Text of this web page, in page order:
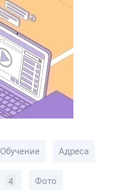
Обучение Адреса
4 Фото